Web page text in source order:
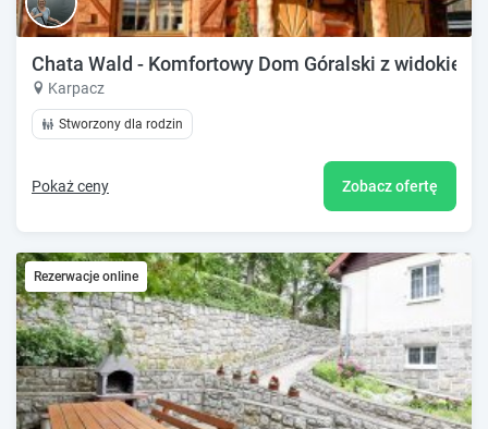
Chata Wald - Komfortowy Dom Góralski z widokiem
Karpacz
Stworzony dla rodzin
Pokaż ceny Zobacz ofertę
Rezerwacje online